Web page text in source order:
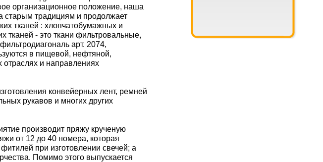
организационное положение, наша
старым традициям и продолжает
тканей : хлопчатобумажных и
тканей - это ткани фильтровальные,
арт. 2074,
в пищевой, нефтяной,
и направлениях
конвейерных лент, ремней
рукавов и многих других
производит пряжу крученую
от 12 до 40 номера, которая
при изготовлении свечей; а
Помимо этого выпускается